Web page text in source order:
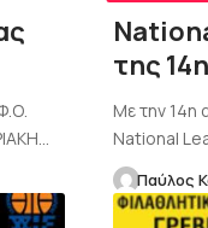
της
Με την 14η
National
Παύλος